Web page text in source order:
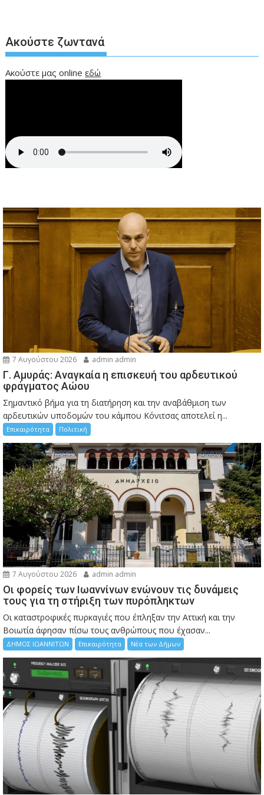
Ακούστε ζωντανά
Ακούστε μας onlineεδώ
7 Αυγούστου 2026 admin admin
Γ. Αμυράς: Αναγκαία η επισκευή του αρδευτικού
φράγματος Αώου
Σημαντικό βήμα για τη διατήρηση και την αναβάθμιση των
αρδευτικών υποδομών του κάμπου Κόνιτσας αποτελεί η...
Επικαιρότητα Πολιτική
7 Αυγούστου 2026 admin admin
Οι φορείς των Ιωαννίνων ενώνουν τις δυνάμεις
τους για τη στήριξη των πυρόπληκτων
Οι καταστροφικές πυρκαγιές που έπληξαν την Αττική και την
Bοιωτία άφησαν πίσω τους ανθρώπους που έχασαν...
ΔΗΜΟΣ ΙΩΑΝΝΙΤΩΝ Επικαιρότητα Νέα των Δήμων